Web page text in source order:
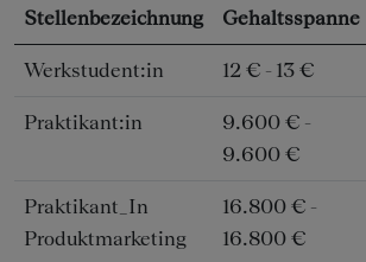
Stellenbezeichnung Gehaltsspanne
Werkstudent:in 12 € - 13 €
Praktikant:in
9.600 € -
9.600 €
Praktikant_In
Produktmarketing
16.800 € -
16.800 €